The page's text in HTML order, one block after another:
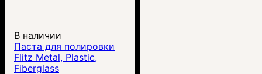
В наличии
Паста для полировки
Flitz Metal, Plastic,
Fiberglass